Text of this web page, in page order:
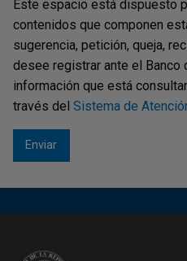
Este espacio está dispuesto
contenidos que componen
sugerencia, petición, queja,
desee registrar ante el Banco
información que está
través del Sistema de